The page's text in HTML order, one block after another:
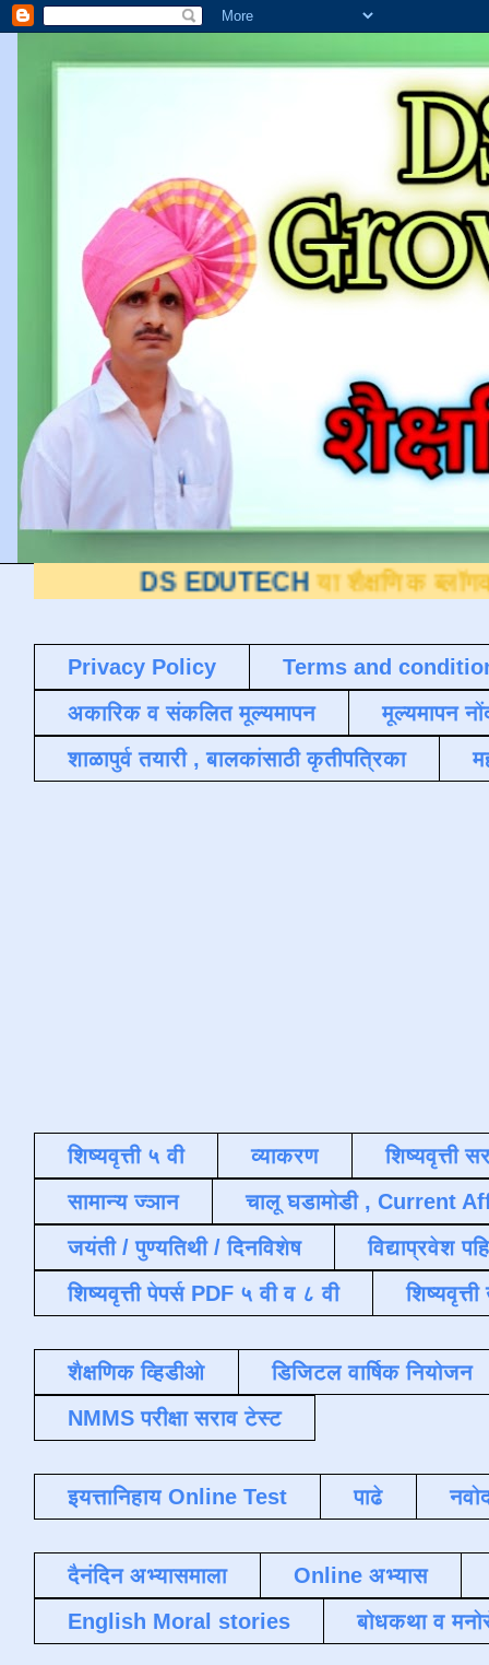
EDUTECH या शैक्षणिक ब्लॉगवर आपले
Privacy Policy
Terms and
अकारिक व संकलित मूल्यमापन
मूल्यमापन
शाळापुर्व तयारी , बालकांसाठी कृतीपत्रिका
शिष्यवृत्ती ५ वी व्याकरण
शिष्यवृत्ती
सामान्य ज्ञान
चालू घडामोडी , Current
जयंती / पुण्यतिथी / दिनविशेष
विद्याप्रवेश
शिष्यवृत्ती पेपर्स PDF ५ वी व ८ वी
शैक्षणिक व्हिडीओ
डिजिटल वार्षिक नियोजन
NMMS परीक्षा सराव टेस्ट
इयत्तानिहाय Online Test पाढे
दैनंदिन अभ्यासमाला
Online अभ्यास
English Moral stories
बोधकथा व